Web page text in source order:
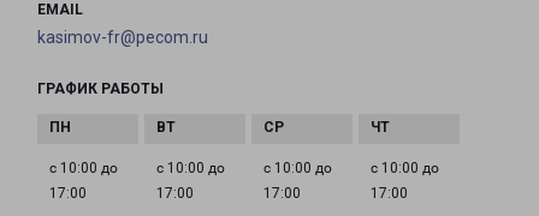
EMAIL
kasimov-fr@pecom.ru
ГРАФИК РАБОТЫ
с 10:00 до
17:00
с 10:00 до
17:00
с 10:00 до
17:00
с 10:00 до
17:00